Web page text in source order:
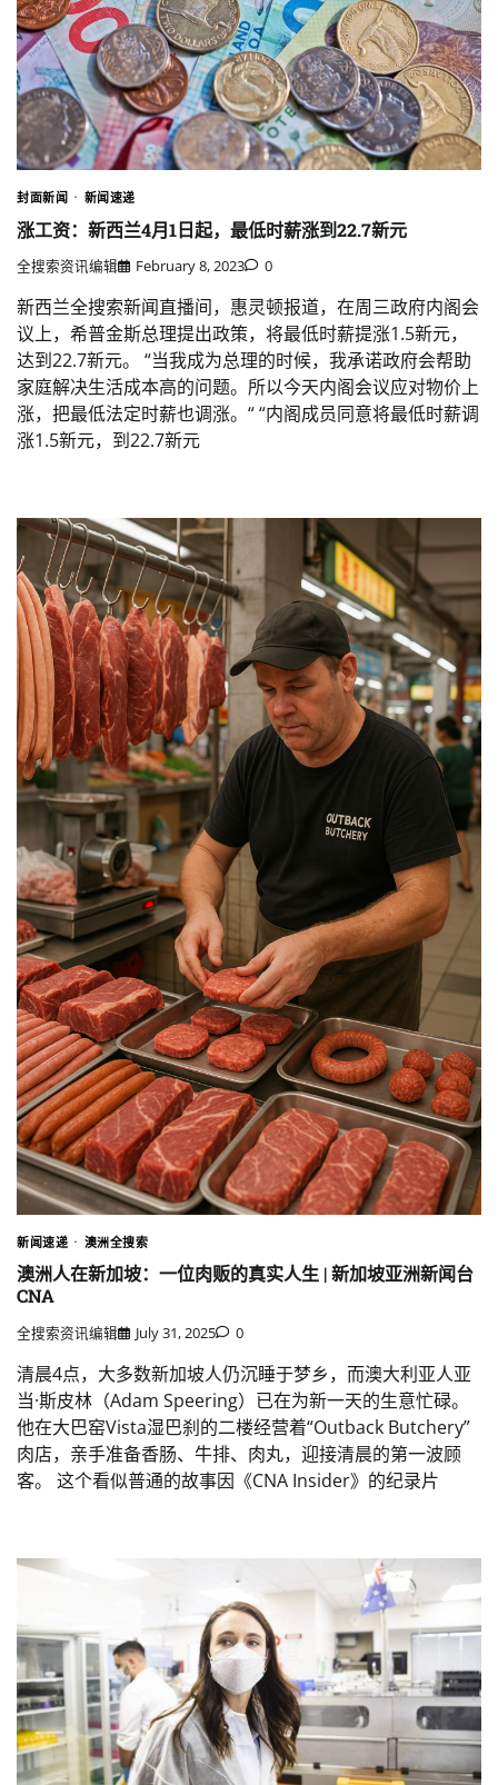
封面新闻 新闻速递
涨工资：新西兰4月1日起，最低时薪涨到22.7新元
全搜索资讯编辑 February 8, 2023 0
新西兰全搜索新闻直播间，惠灵顿报道，在周三政府内阁会
议上，希普金斯总理提出政策，将最低时薪提涨1.5新元，
达到22.7新元。 “当我成为总理的时候，我承诺政府会帮助
家庭解决生活成本高的问题。所以今天内阁会议应对物价上
涨，把最低法定时薪也调涨。“ “内阁成员同意将最低时薪调
涨1.5新元，到22.7新元
新闻速递 澳洲全搜索
澳洲人在新加坡：一位肉贩的真实人生 | 新加坡亚洲新闻台
CNA
全搜索资讯编辑 July 31, 2025 0
清晨4点，大多数新加坡人仍沉睡于梦乡，而澳大利亚人亚
当·斯皮林（Adam Speering）已在为新一天的生意忙碌。
他在大巴窑Vista湿巴刹的二楼经营着“Outback Butchery”
肉店，亲手准备香肠、牛排、肉丸，迎接清晨的第一波顾
客。 这个看似普通的故事因《CNA Insider》的纪录片